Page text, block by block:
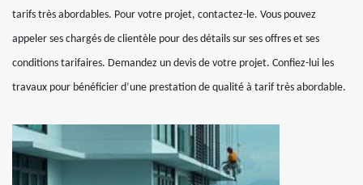
tarifs très abordables. Pour votre projet, contactez-le. Vous pouvez
appeler ses chargés de clientèle pour des détails sur ses offres et ses
conditions tarifaires. Demandez un devis de votre projet. Confiez-lui les
travaux pour bénéficier d’une prestation de qualité à tarif très abordable.